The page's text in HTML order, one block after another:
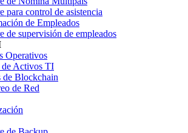
para control de asistencia
de Empleados
de supervisión de empleados
Operativos
de Activos TI
de Blockchain
de Red